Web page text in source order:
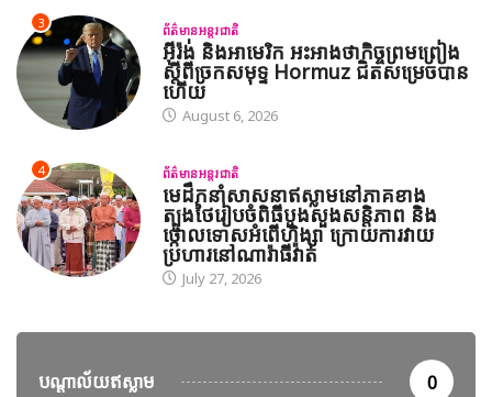
3 ព័ត៌មានអន្តរជាតិ
អ៊ីរ៉ង់ និងអាមេរិក អះអាងថាកិច្ចព្រមព្រៀង
ស្តីពីច្រកសមុទ្ទ Hormuz ជិតសម្រេចបាន
ហើយ
August 6, 2026
4 ព័ត៌មានអន្តរជាតិ
មេដឹកនាំសាសនាឥស្លាមនៅភាគខាង
ត្បូងថៃរៀបចំពិធីបួងសួងសន្តិភាព និង
ថ្កោលទោសអំពើហិង្សា ក្រោយការវាយ
ប្រហារនៅណារ៉ាធីវ៉ាត់
July 27, 2026
បណ្តាល័យឥស្លាម 0